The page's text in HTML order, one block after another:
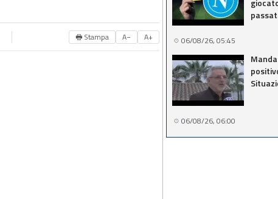
🖶 Stampa A− A+ 06/08/26, 05:45
06/08/26, 06:00